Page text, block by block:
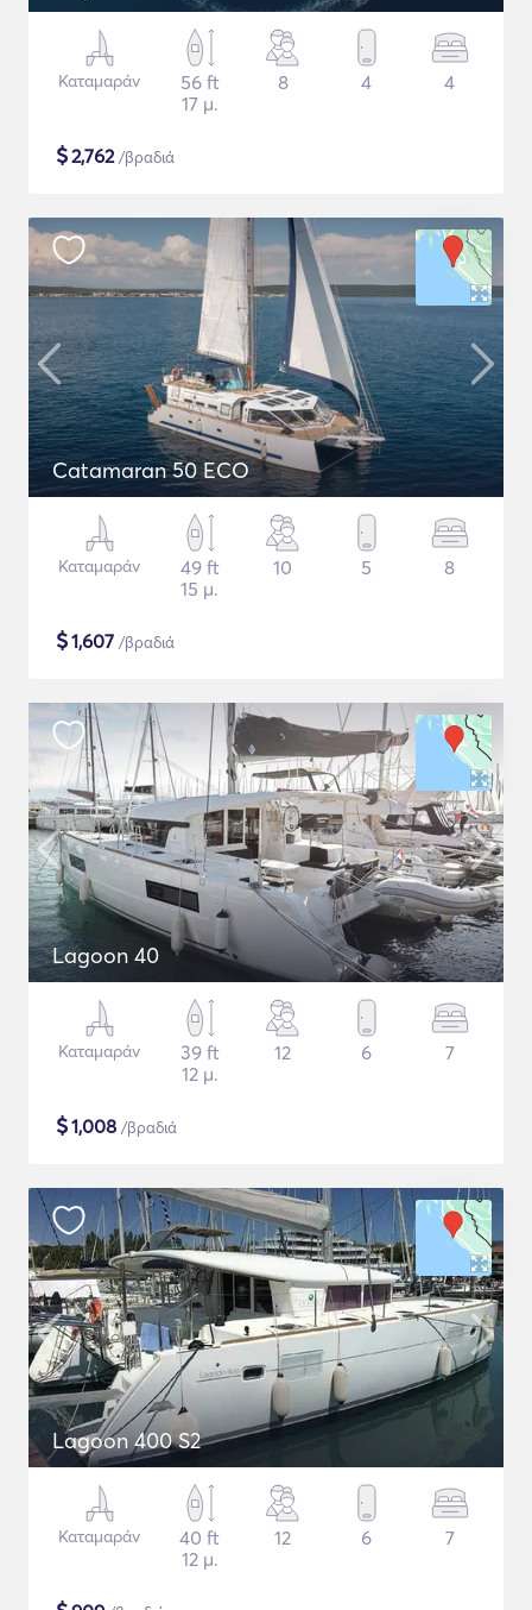
Καταμαράν
56 ft
17 μ.
8 4 4
$2,762/βραδιά
Catamaran 50 ECO
Καταμαράν
49 ft
15 μ.
10 5 8
$1,607 /βραδιά
Lagoon 40
Καταμαράν
39 ft
12 μ.
12 6 7
$1,008 /βραδιά
Lagoon 400 S2
Καταμαράν
40 ft
12 μ.
12 6 7